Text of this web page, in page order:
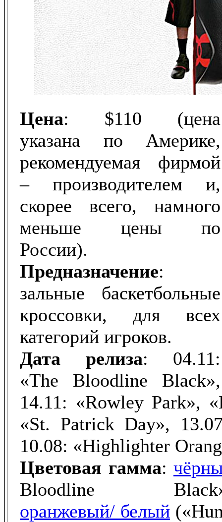
Цена: $110 (цена
указана по Америке,
рекомендуемая фирмой
– производителем и,
скорее всего, намного
меньше цены по
России).
Предназначение:
зальные баскетбольные
кроссовки, для всех
категорий игроков.
Дата релиза: 04.11:
«The Bloodline Black»,
14.11: «Rowley Park»,
«St. Patrick Day»,
10.08: «Highlighter
Цветовая гамма:
Bloodline
оранжевый/ белый